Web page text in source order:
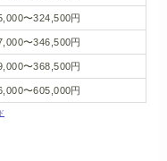
〜324,500円
〜346,500円
〜368,500円
〜605,000円